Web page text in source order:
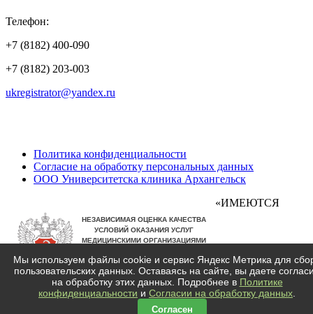
Телефон:
+7 (8182) 400-090
+7 (8182) 203-003
ukregistrator@yandex.ru
Политика конфиденциальности
Согласие на обработку персональных данных
ООО Университетска клиника Архангельск
«ИМЕЮТСЯ
ПРОТИВОПОКАЗАНИЯ, ТРЕБУЕТСЯ КОНСУЛЬТАЦИЯ
СПЕЦИАЛИСТА»
Мы используем файлы cookie и сервис Яндекс Метрика для
пользовательских данных. Оставаясь на сайте, вы даете
на обработку этих данных. Подробнее в Политике
конфиденциальности и Согласии на обработку данных
Согласен